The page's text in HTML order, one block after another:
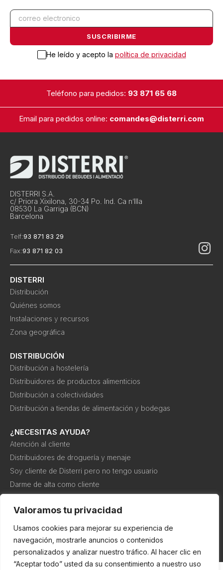
Valoramos tu privacidad
Usamos cookies para mejorar su experiencia de
navegación, mostrarle anuncios o contenidos
personalizados y analizar nuestro tráfico. Al hacer clic en
“Aceptar todo” usted da su consentimiento a nuestro uso
He leído y acepto la política de privacidad
Teléfono para pedidos: 93 871 65 68
Email para pedidos online: comandes@disterri.com
DISTERRI S.A.
c/ Priora Xixilona, 30-34 Po. Ind. Ca n’Illa
08530 La Garriga (BCN)
Barcelona
Telf:93 871 83 29
Fax:93 871 82 03
DISTERRI
Distribución
Quiénes somos
Instalaciones y recursos
Zona geográfica
DISTRIBUCIÓN
Distribución a hostelería
Distribuidores de productos alimenticios
Distribución a colectividades
Distribución a tiendas de alimentación y bodegas
¿NECESITAS AYUDA?
Atención al cliente
Distribuidores de droguería y menaje
Soy cliente de Disterri pero no tengo usuario
Darme de alta como cliente
Política de
cookies
Política de
privacidad
Condiciones de
compra